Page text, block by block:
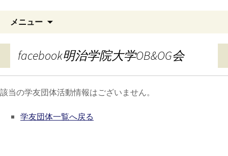
メニュー
facebook明治学院大学OB&OG会
該当の学友団体活動情報はございません。
学友団体一覧へ戻る